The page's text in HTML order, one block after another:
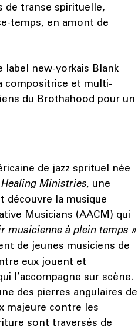
de transe spirituelle,
temps, en amont de
label new-yorkais Blank
compositrice et multi-
du Brothahood pour un
de jazz sprituel née
Ministries, une
découvre la musique
Musicians (AACM) qui
musicienne à plein temps »
de jeunes musiciens de
eux jouent et
l’accompagne sur scène.
des pierres angulaires de
majeure contre les
sont traversés de